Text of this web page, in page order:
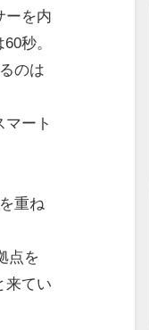
ーを内
秒。
のは
ート
重ね
点を
来てい